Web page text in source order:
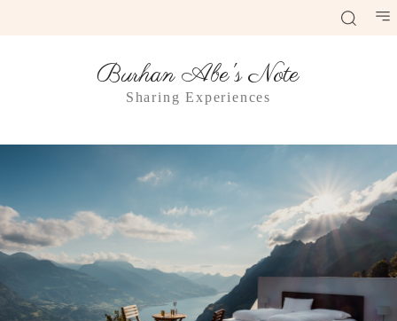
Burhan Abe's Note
Sharing Experiences